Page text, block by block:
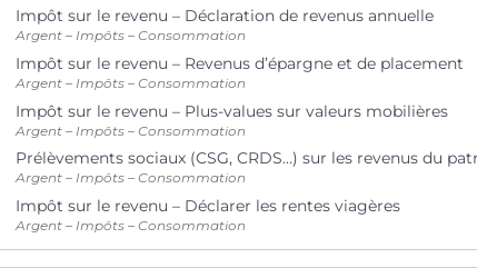
Impôt sur le revenu – Déclaration de revenus annuelle
Argent – Impôts – Consommation
Impôt sur le revenu – Revenus d’épargne et de placement
Argent – Impôts – Consommation
Impôt sur le revenu – Plus-values sur valeurs mobilières
Argent – Impôts – Consommation
Prélèvements sociaux (CSG, CRDS…) sur les revenus du
Argent – Impôts – Consommation
Impôt sur le revenu – Déclarer les rentes viagères
Argent – Impôts – Consommation